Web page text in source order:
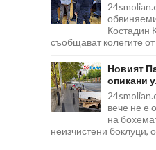
Костадин
съобщават колегите
Новият
опикани
вече не е
на
неизчистени боклуци,